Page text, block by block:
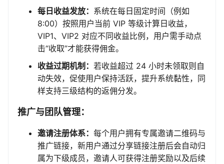
每日收益发放： 系统在每日固定时间（例如
8:00）按照用户当前 VIP 等级计算日收益，
VIP1、VIP2 对应不同收益比例，用户需手动点
击“收取”才能获得佣金。
收益过期机制： 若收益超过 24 小时未领取则自
动失效，促使用户保持活跃，提升系统黏性，同
样支持三级结构的返佣分发。
推广与团队管理：
邀请注册体系： 每个用户拥有专属邀请二维码与
推广链接，新用户通过分享链接注册后会自动归
属为下级成员，邀请人可获得注册奖励以及后续